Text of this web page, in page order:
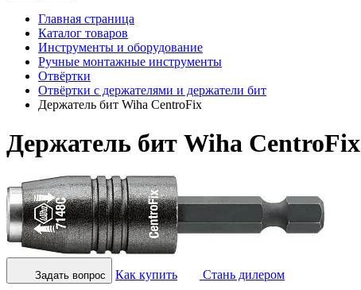
Главная страница
Каталог товаров
Инструменты и оборудование
Ручные монтажные инструменты
Отвёртки
Отвёртки с держателями и держатели бит
Держатель бит Wiha CentroFix
Держатель бит Wiha CentroFix
Задать вопрос Как купить Стань дилером